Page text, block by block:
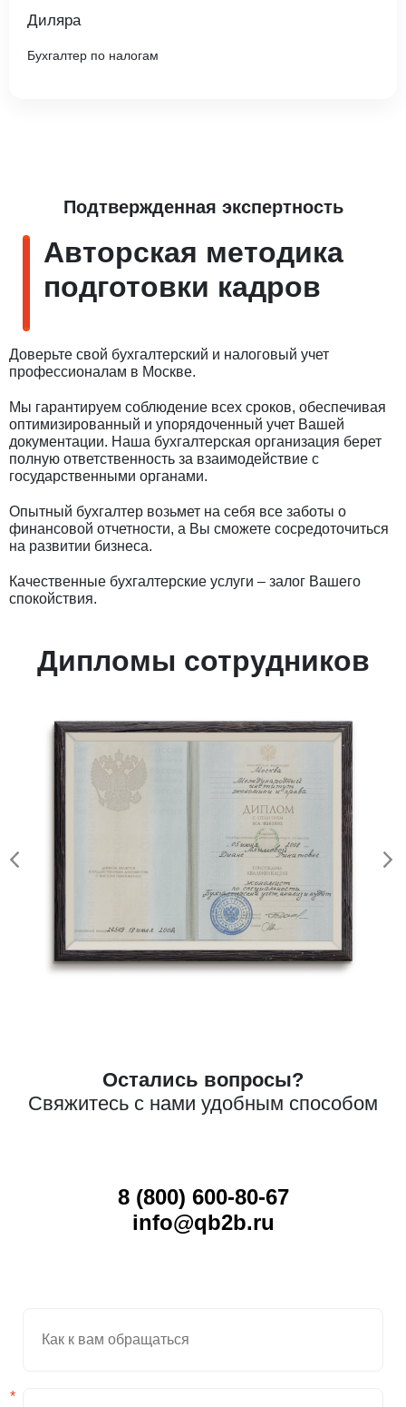
Диляра
Бухгалтер по налогам
Подтвержденная экспертность
Авторская методика
подготовки кадров
Доверьте свой бухгалтерский и налоговый учет
профессионалам в Москве.
Мы гарантируем соблюдение всех сроков, обеспечивая
оптимизированный и упорядоченный учет Вашей
документации. Наша бухгалтерская организация берет
полную ответственность за взаимодействие с
государственными органами.
Опытный бухгалтер возьмет на себя все заботы о
финансовой отчетности, а Вы сможете сосредоточиться
на развитии бизнеса.
Качественные бухгалтерские услуги – залог Вашего
спокойствия.
Дипломы сотрудников
Остались вопросы?
Свяжитесь с нами удобным способом
8 (800) 600-80-67
info@qb2b.ru
*